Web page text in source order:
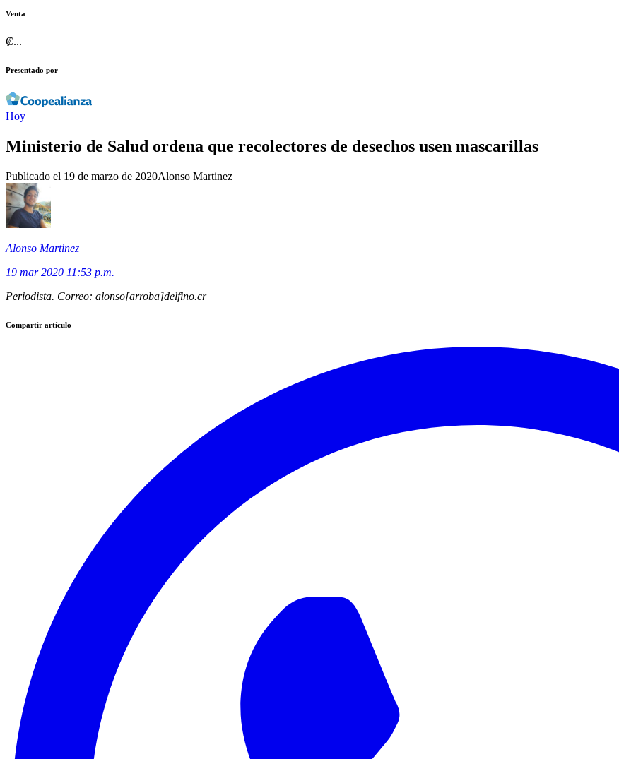
Venta
₡...
Presentado por
Hoy
Ministerio de Salud ordena que recolectores de desechos usen mascarillas
Publicado el 19 de marzo de 2020Alonso Martinez
Alonso Martinez
19 mar 2020 11:53 p.m.
Periodista. Correo: alonso[arroba]delfino.cr
Compartir artículo